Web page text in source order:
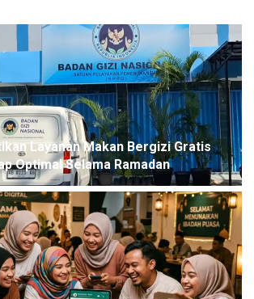
Layanan Makan Bergizi Gratis
Optimal Selama Ramadan